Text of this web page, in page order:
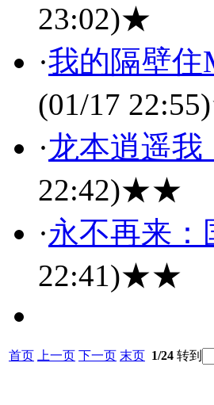
23:02)★
·我的隔壁住
(01/17 22:55)
·龙本逍遥我
22:42)★★
·永不再来：
22:41)★★
首页 上一页 下一页 末页 1/24 转到